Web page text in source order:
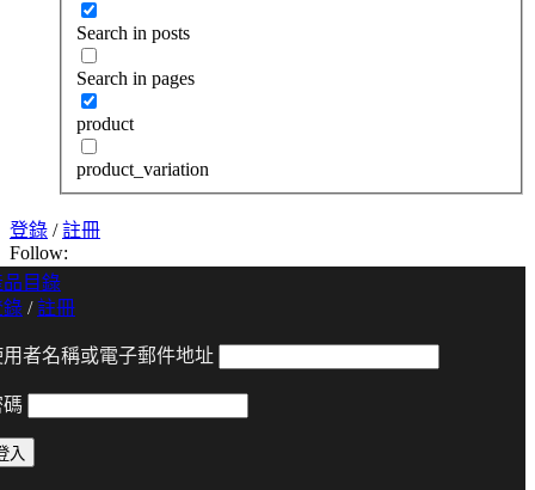
Search in posts
Search in pages
product
product_variation
登錄 /註冊
Follow:
品目錄
錄 /註冊
用者名稱或電子郵件地址